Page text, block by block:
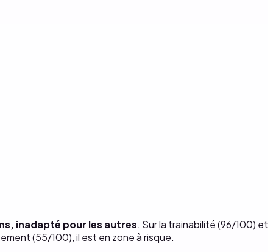
inadapté pour les autres. Sur la trainabilité (96/100) et
(55/100), il est en zone à risque.